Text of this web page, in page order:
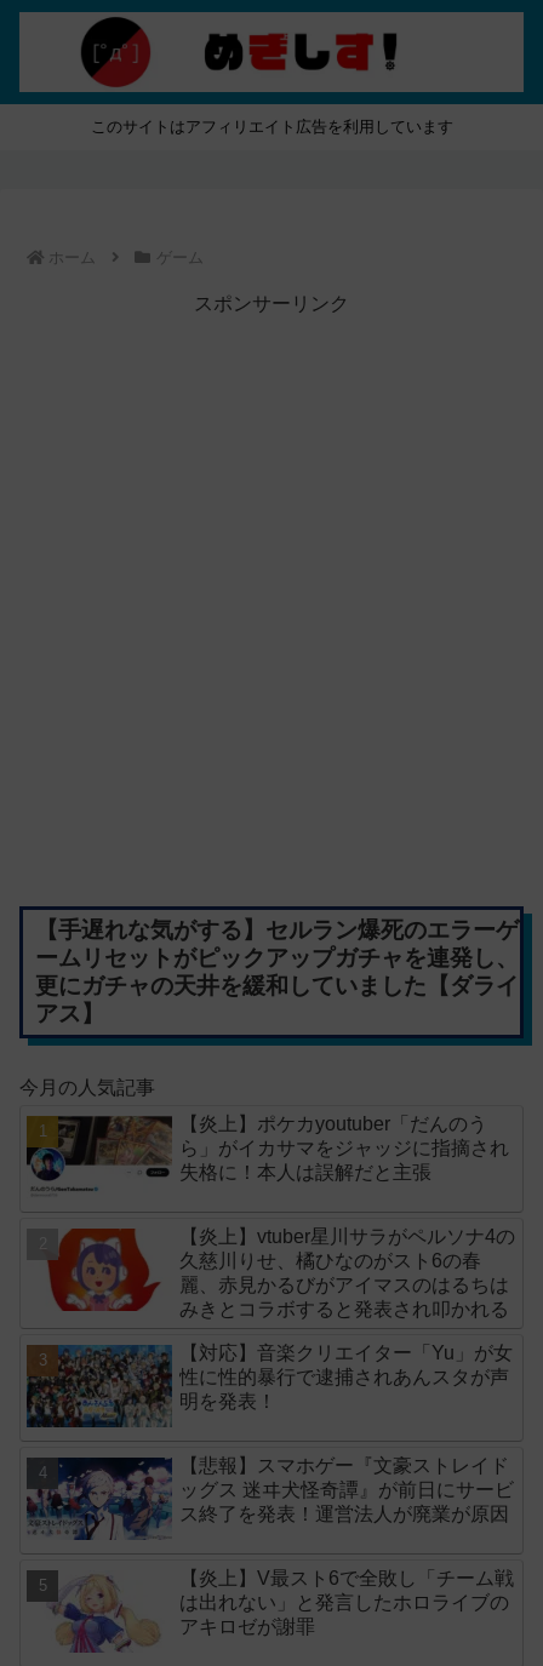
このサイトはアフィリエイト広告を利用しています
ホーム ゲーム
スポンサーリンク
【手遅れな気がする】セルラン爆死のエラーゲ
ームリセットがピックアップガチャを連発し、
更にガチャの天井を緩和していました【ダライ
アス】
今月の人気記事
【炎上】ポケカyoutuber「だんのう
ら」がイカサマをジャッジに指摘され
失格に！本人は誤解だと主張
【炎上】vtuber星川サラがペルソナ4の
久慈川りせ、橘ひなのがスト6の春
麗、赤見かるびがアイマスのはるちは
みきとコラボすると発表され叩かれる
【対応】音楽クリエイター「Yu」が女
性に性的暴行で逮捕されあんスタが声
明を発表！
【悲報】スマホゲー『文豪ストレイド
ッグス 迷ヰ犬怪奇譚』が前日にサービ
ス終了を発表！運営法人が廃業が原因
【炎上】V最スト6で全敗し「チーム戦
は出れない」と発言したホロライブの
アキロゼが謝罪